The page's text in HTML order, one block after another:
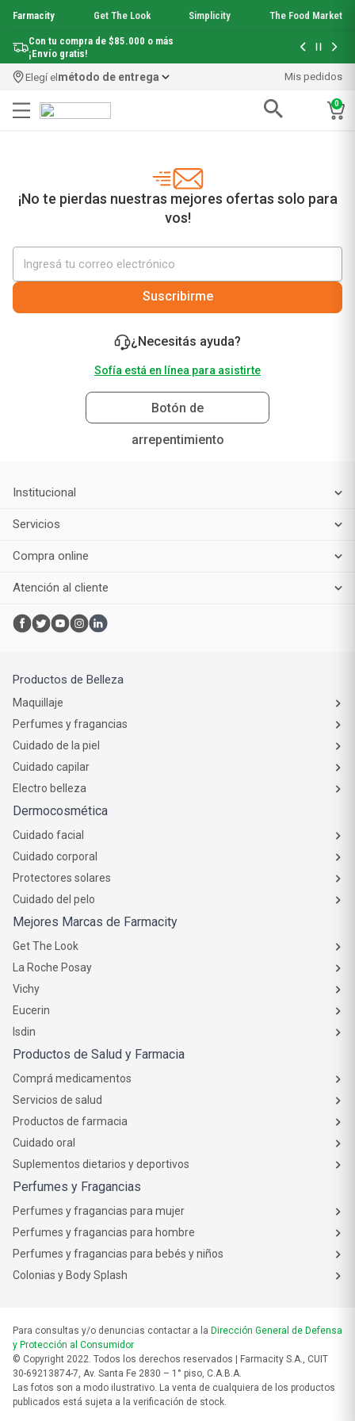
Farmacity Get The Look Simplicity The Food Market
Con tu compra de $85.000 o más
¡Envío gratis!
Elegí elmétodo de entrega Mis pedidos
0
¡No te pierdas nuestras mejores ofertas solo para
vos!
Suscribirme
¿Necesitás ayuda?
Sofía está en línea para asistirte
Botón de
arrepentimiento
Institucional
Servicios
Compra online
Atención al cliente
Productos de Belleza
Maquillaje
Perfumes y fragancias
Cuidado de la piel
Cuidado capilar
Electro belleza
Dermocosmética
Cuidado facial
Cuidado corporal
Protectores solares
Cuidado del pelo
Mejores Marcas de Farmacity
Get The Look
La Roche Posay
Vichy
Eucerin
Isdin
Productos de Salud y Farmacia
Comprá medicamentos
Servicios de salud
Productos de farmacia
Cuidado oral
Suplementos dietarios y deportivos
Perfumes y Fragancias
Perfumes y fragancias para mujer
Perfumes y fragancias para hombre
Perfumes y fragancias para bebés y niños
Colonias y Body Splash
Para consultas y/o denuncias contactar a la Dirección General de Defensa
y Protección al Consumidor
© Copyright 2022. Todos los derechos reservados | Farmacity S.A., CUIT
30-69213874-7, Av. Santa Fe 2830 – 1° piso, C.A.B.A.
Las fotos son a modo ilustrativo. La venta de cualquiera de los productos
publicados está sujeta a la verificación de stock.
garnier toque seco crema facial
. mineral 89
6
protector solar
8
9